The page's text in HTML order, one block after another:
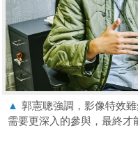
▲ 郭憲聰強調，影像特效
需要更深入的參與，最終才